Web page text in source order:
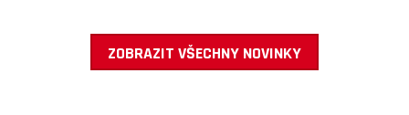
ZOBRAZIT VŠECHNY NOVINKY